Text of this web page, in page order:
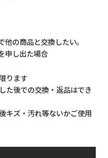
の商品と交換したい。
申し出た場合
ります
た後での交換・返品はでき
キズ・汚れ等ないかご使用